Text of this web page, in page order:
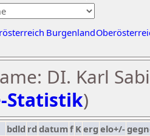
Burgenland
DI. Karl
Statistik)
bdld rd datumf Kerg elo+/-